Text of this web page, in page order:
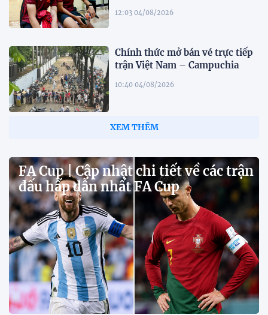
12:03 04/08/2026
Chính thức mở bán vé trực tiếp
trận Việt Nam – Campuchia
10:40 04/08/2026
XEM THÊM
FA Cup | Cập nhật chi tiết về các trận
đấu hấp dẫn nhất FA Cup